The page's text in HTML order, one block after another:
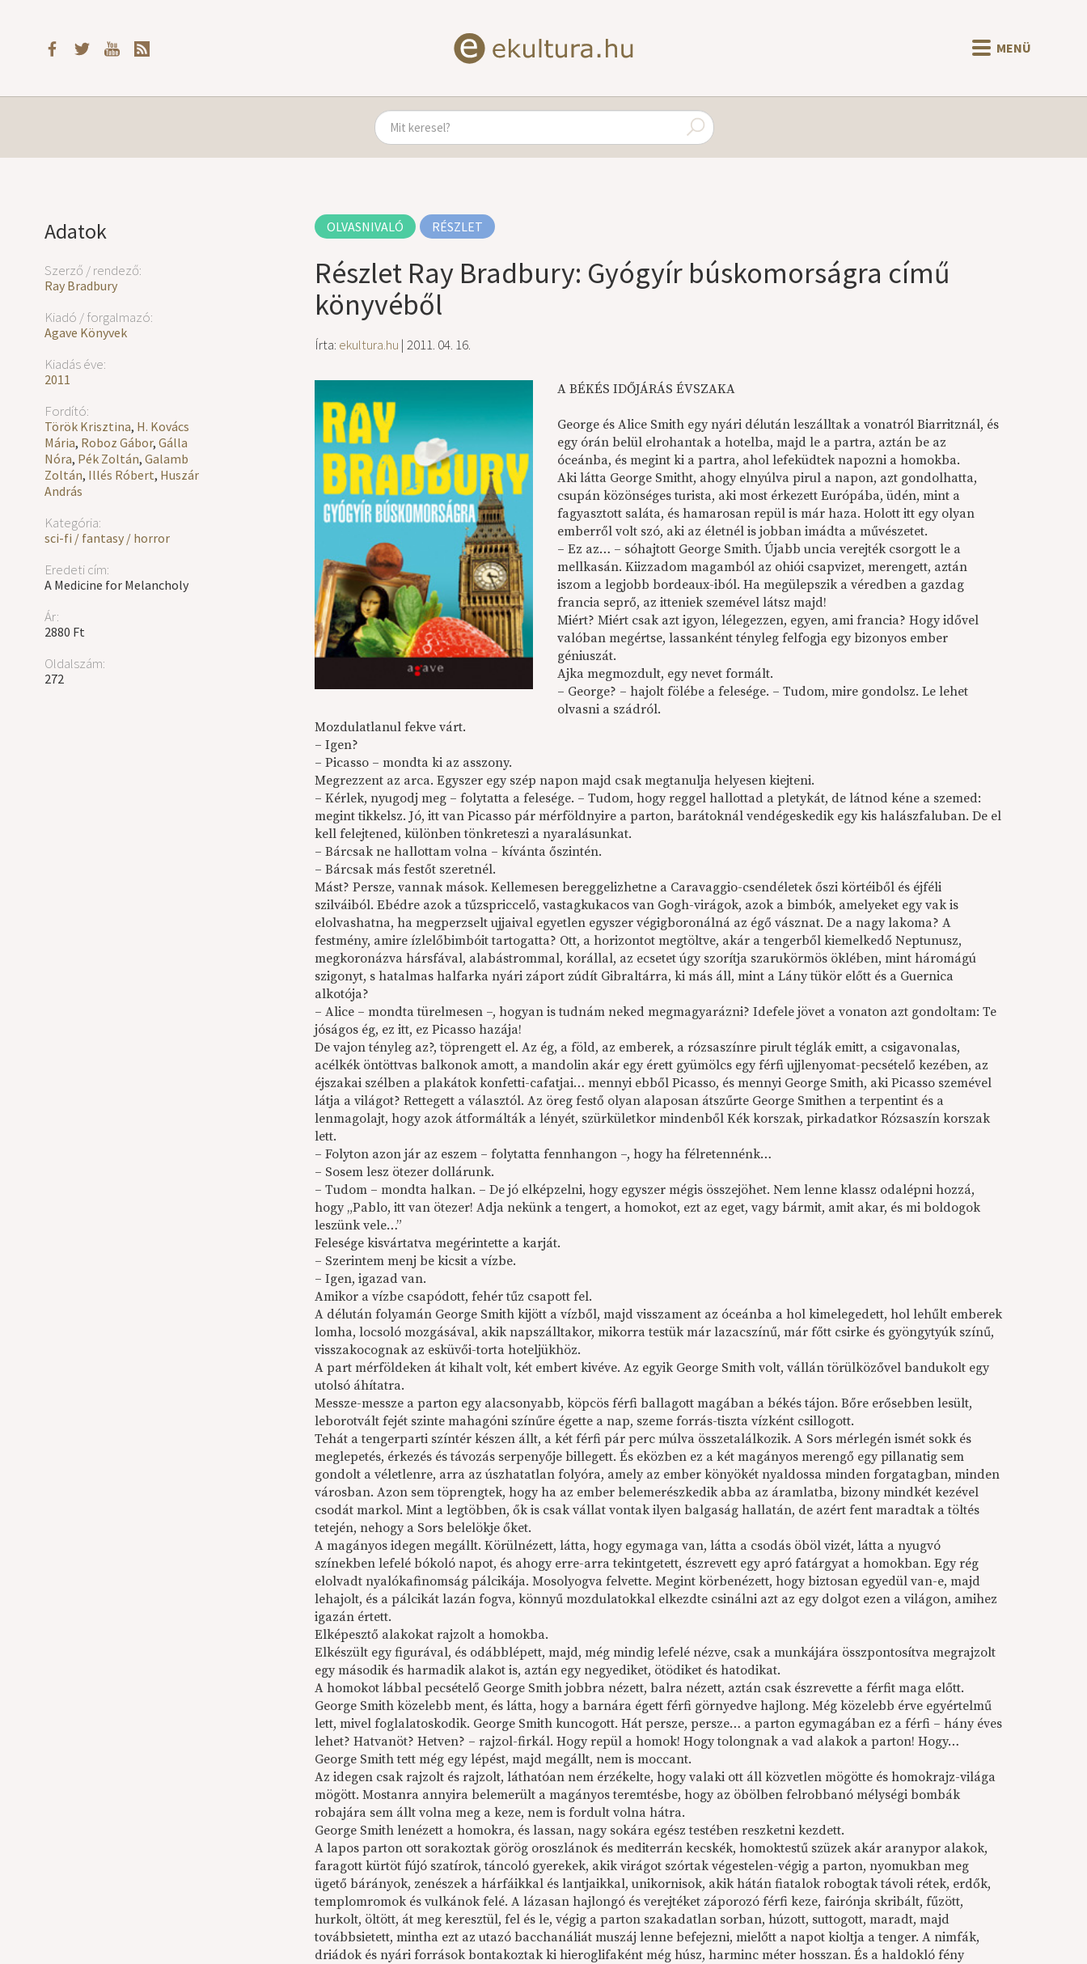
MENÜ
Adatok
Szerző / rendező:
Ray Bradbury
Kiadó / forgalmazó:
Agave Könyvek
Kiadás éve:
2011
Fordító:
Török Krisztina, H. Kovács
Mária, Roboz Gábor, Gálla
Nóra, Pék Zoltán, Galamb
Zoltán, Illés Róbert, Huszár
András
Kategória:
sci-fi / fantasy / horror
Eredeti cím:
A Medicine for Melancholy
Ár:
2880 Ft
Oldalszám:
272
OLVASNIVALÓ RÉSZLET
Részlet Ray Bradbury: Gyógyír búskomorságra című
könyvéből
Írta: ekultura.hu | 2011. 04. 16.
A BÉKÉS IDŐJÁRÁS ÉVSZAKA
George és Alice Smith egy nyári délután leszálltak a vonatról Biarritznál, és
egy órán belül elrohantak a hotelba, majd le a partra, aztán be az
óceánba, és megint ki a partra, ahol lefeküdtek napozni a homokba.
Aki látta George Smitht, ahogy elnyúlva pirul a napon, azt gondolhatta,
csupán közönséges turista, aki most érkezett Európába, üdén, mint a
fagyasztott saláta, és hamarosan repül is már haza. Holott itt egy olyan
emberről volt szó, aki az életnél is jobban imádta a művészetet.
– Ez az… – sóhajtott George Smith. Újabb uncia verejték csorgott le a
mellkasán. Kiizzadom magamból az ohiói csapvizet, merengett, aztán
iszom a legjobb bordeaux-iból. Ha megülepszik a véredben a gazdag
francia seprő, az itteniek szemével látsz majd!
Miért? Miért csak azt igyon, lélegezzen, egyen, ami francia? Hogy idővel
valóban megértse, lassanként tényleg felfogja egy bizonyos ember
géniuszát.
Ajka megmozdult, egy nevet formált.
– George? – hajolt fölébe a felesége. – Tudom, mire gondolsz. Le lehet
olvasni a szádról.
Mozdulatlanul fekve várt.
– Igen?
– Picasso – mondta ki az asszony.
Megrezzent az arca. Egyszer egy szép napon majd csak megtanulja helyesen kiejteni.
– Kérlek, nyugodj meg – folytatta a felesége. – Tudom, hogy reggel hallottad a pletykát, de látnod kéne a szemed:
megint tikkelsz. Jó, itt van Picasso pár mérföldnyire a parton, barátoknál vendégeskedik egy kis halászfaluban. De el
kell felejtened, különben tönkreteszi a nyaralásunkat.
– Bárcsak ne hallottam volna – kívánta őszintén.
– Bárcsak más festőt szeretnél.
Mást? Persze, vannak mások. Kellemesen bereggelizhetne a Caravaggio-csendéletek őszi körtéiből és éjféli
szilváiból. Ebédre azok a tűzspriccelő, vastagkukacos van Gogh-virágok, azok a bimbók, amelyeket egy vak is
elolvashatna, ha megperzselt ujjaival egyetlen egyszer végigboronálná az égő vásznat. De a nagy lakoma? A
festmény, amire ízlelőbimbóit tartogatta? Ott, a horizontot megtöltve, akár a tengerből kiemelkedő Neptunusz,
megkoronázva hársfával, alabástrommal, korállal, az ecsetet úgy szorítja szarukörmös öklében, mint háromágú
szigonyt, s hatalmas halfarka nyári záport zúdít Gibraltárra, ki más áll, mint a Lány tükör előtt és a Guernica
alkotója?
– Alice – mondta türelmesen –, hogyan is tudnám neked megmagyarázni? Idefele jövet a vonaton azt gondoltam: Te
jóságos ég, ez itt, ez Picasso hazája!
De vajon tényleg az?, töprengett el. Az ég, a föld, az emberek, a rózsaszínre pirult téglák emitt, a csigavonalas,
acélkék öntöttvas balkonok amott, a mandolin akár egy érett gyümölcs egy férfi ujjlenyomat-pecsételő kezében, az
éjszakai szélben a plakátok konfetti-cafatjai… mennyi ebből Picasso, és mennyi George Smith, aki Picasso szemével
látja a világot? Rettegett a választól. Az öreg festő olyan alaposan átszűrte George Smithen a terpentint és a
lenmagolajt, hogy azok átformálták a lényét, szürkületkor mindenből Kék korszak, pirkadatkor Rózsaszín korszak
lett.
– Folyton azon jár az eszem – folytatta fennhangon –, hogy ha félretennénk…
– Sosem lesz ötezer dollárunk.
– Tudom – mondta halkan. – De jó elképzelni, hogy egyszer mégis összejöhet. Nem lenne klassz odalépni hozzá,
hogy „Pablo, itt van ötezer! Adja nekünk a tengert, a homokot, ezt az eget, vagy bármit, amit akar, és mi boldogok
leszünk vele…”
Felesége kisvártatva megérintette a karját.
– Szerintem menj be kicsit a vízbe.
– Igen, igazad van.
Amikor a vízbe csapódott, fehér tűz csapott fel.
A délután folyamán George Smith kijött a vízből, majd visszament az óceánba a hol kimelegedett, hol lehűlt emberek
lomha, locsoló mozgásával, akik napszálltakor, mikorra testük már lazacszínű, már főtt csirke és gyöngytyúk színű,
visszakocognak az esküvői-torta hoteljükhöz.
A part mérföldeken át kihalt volt, két embert kivéve. Az egyik George Smith volt, vállán törülközővel bandukolt egy
utolsó áhítatra.
Messze-messze a parton egy alacsonyabb, köpcös férfi ballagott magában a békés tájon. Bőre erősebben lesült,
leborotvált fejét szinte mahagóni színűre égette a nap, szeme forrás-tiszta vízként csillogott.
Tehát a tengerparti színtér készen állt, a két férfi pár perc múlva összetalálkozik. A Sors mérlegén ismét sokk és
meglepetés, érkezés és távozás serpenyője billegett. És eközben ez a két magányos merengő egy pillanatig sem
gondolt a véletlenre, arra az úszhatatlan folyóra, amely az ember könyökét nyaldossa minden forgatagban, minden
városban. Azon sem töprengtek, hogy ha az ember belemerészkedik abba az áramlatba, bizony mindkét kezével
csodát markol. Mint a legtöbben, ők is csak vállat vontak ilyen balgaság hallatán, de azért fent maradtak a töltés
tetején, nehogy a Sors belelökje őket.
A magányos idegen megállt. Körülnézett, látta, hogy egymaga van, látta a csodás öböl vizét, látta a nyugvó
színekben lefelé bókoló napot, és ahogy erre-arra tekintgetett, észrevett egy apró fatárgyat a homokban. Egy rég
elolvadt nyalókafinomság pálcikája. Mosolyogva felvette. Megint körbenézett, hogy biztosan egyedül van-e, majd
lehajolt, és a pálcikát lazán fogva, könnyű mozdulatokkal elkezdte csinálni azt az egy dolgot ezen a világon, amihez
igazán értett.
Elképesztő alakokat rajzolt a homokba.
Elkészült egy figurával, és odábblépett, majd, még mindig lefelé nézve, csak a munkájára összpontosítva megrajzolt
egy második és harmadik alakot is, aztán egy negyediket, ötödiket és hatodikat.
A homokot lábbal pecsételő George Smith jobbra nézett, balra nézett, aztán csak észrevette a férfit maga előtt.
George Smith közelebb ment, és látta, hogy a barnára égett férfi görnyedve hajlong. Még közelebb érve egyértelmű
lett, mivel foglalatoskodik. George Smith kuncogott. Hát persze, persze… a parton egymagában ez a férfi – hány éves
lehet? Hatvanöt? Hetven? – rajzol-firkál. Hogy repül a homok! Hogy tolongnak a vad alakok a parton! Hogy…
George Smith tett még egy lépést, majd megállt, nem is moccant.
Az idegen csak rajzolt és rajzolt, láthatóan nem érzékelte, hogy valaki ott áll közvetlen mögötte és homokrajz-világa
mögött. Mostanra annyira belemerült a magányos teremtésbe, hogy az öbölben felrobbanó mélységi bombák
robajára sem állt volna meg a keze, nem is fordult volna hátra.
George Smith lenézett a homokra, és lassan, nagy sokára egész testében reszketni kezdett.
A lapos parton ott sorakoztak görög oroszlánok és mediterrán kecskék, homoktestű szüzek akár aranypor alakok,
faragott kürtöt fújó szatírok, táncoló gyerekek, akik virágot szórtak végestelen-végig a parton, nyomukban meg
ügető bárányok, zenészek a hárfáikkal és lantjaikkal, unikornisok, akik hátán fiatalok robogtak távoli rétek, erdők,
templomromok és vulkánok felé. A lázasan hajlongó és verejtéket záporozó férfi keze, fairónja skribált, fűzött,
hurkolt, öltött, át meg keresztül, fel és le, végig a parton szakadatlan sorban, húzott, suttogott, maradt, majd
továbbsietett, mintha ezt az utazó bacchanáliát muszáj lenne befejezni, mielőtt a napot kioltja a tenger. A nimfák,
driádok és nyári források bontakoztak ki hieroglifaként még húsz, harminc méter hosszan. És a haldokló fény